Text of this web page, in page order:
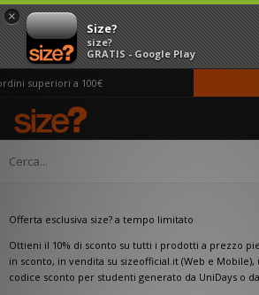
×
Size?
size?
GRATIS - Google Play
superiori a 100€
Home Sconti per studenti
Sconti per studenti
Offerta esclusiva size? a tempo limitato
Ottieni il 10% di sconto su tutti i prodotti a prezzo
in sconto, in vendita su sizeofficial.it (Web e
codice sconto per studenti generato da UniDays o